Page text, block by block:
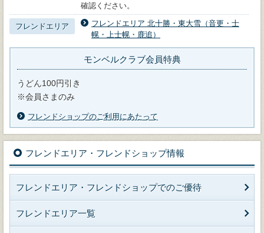
確認ください。
フレンドエリア
フレンドエリア 北十勝・東大雪（音更・士
幌・上士幌・鹿追）
モンベルクラブ会員特典
うどん100円引き
※会員さまのみ
フレンドショップのご利用にあたって
フレンドエリア・フレンドショップ情報
フレンドエリア・フレンドショップでのご優待
フレンドエリア一覧